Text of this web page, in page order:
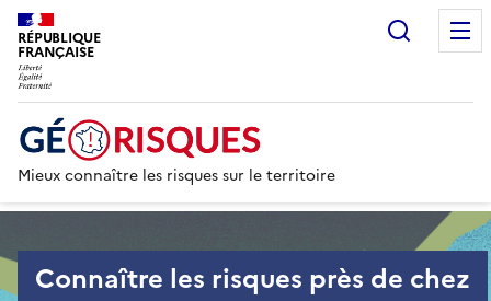
RÉPUBLIQUE
FRANÇAISE
Mieux connaître les risques sur le territoire
Connaître les risques près de chez